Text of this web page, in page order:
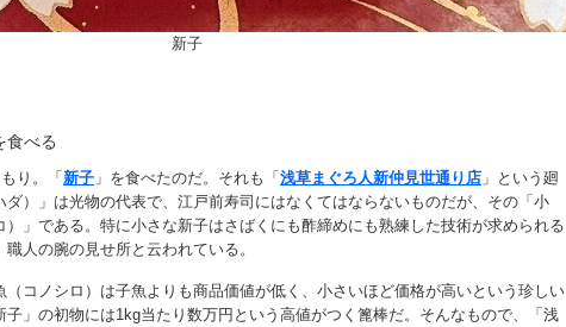
新子
食べる
り。「 新子 」を食べたのだ。それも「 浅草まぐろ人新仲見世通り店 」という廻
ダ）」は光物の代表で、江戸前寿司にはなくてはならないものだが、その「小
」である。特に小さな新子はさばくにも酢締めにも熟練した技術が求められる
人の腕の見せ所と云われている。
（コノシロ）は子魚よりも商品価値が低く、小さいほど価格が高いという珍しい
」の初物には1kg当たり数万円という高値がつく篦棒だ。そんなもので、「浅